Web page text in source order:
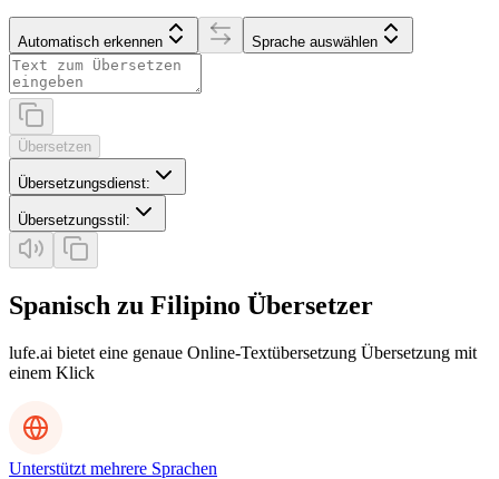
Automatisch erkennen Sprache auswählen
Übersetzen
Übersetzungsdienst:
Übersetzungsstil :
Spanisch zu Filipino Übersetzer
lufe.ai bietet eine genaue Online-Textübersetzung Übersetzung mit
einem Klick
Unterstützt mehrere Sprachen